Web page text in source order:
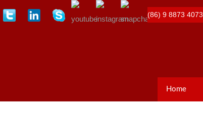
(86) 9 8873 4073
Home